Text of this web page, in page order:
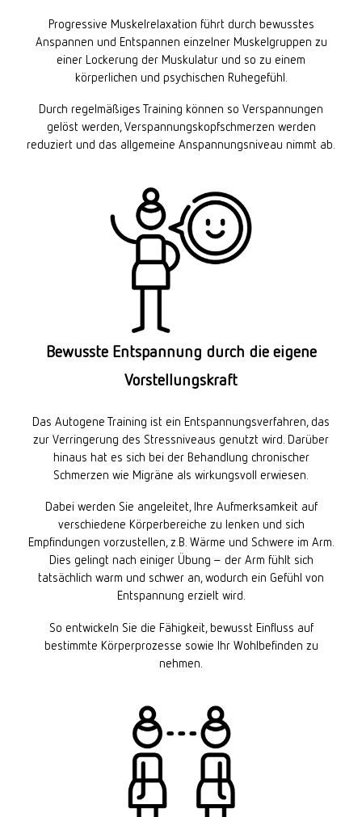
Progressive Muskelrelaxation führt durch bewusstes
Anspannen und Entspannen einzelner Muskelgruppen zu
einer Lockerung der Muskulatur und so zu einem
körperlichen und psychischen Ruhegefühl.
Durch regelmäßiges Training können so Verspannungen
gelöst werden, Verspannungskopfschmerzen werden
reduziert und das allgemeine Anspannungsniveau nimmt ab.
Bewusste Entspannung durch die eigene
Vorstellungskraft
Das Autogene Training ist ein Entspannungsverfahren, das
zur Verringerung des Stressniveaus genutzt wird. Darüber
hinaus hat es sich bei der Behandlung chronischer
Schmerzen wie Migräne als wirkungsvoll erwiesen.
Dabei werden Sie angeleitet, Ihre Aufmerksamkeit auf
verschiedene Körperbereiche zu lenken und sich
Empfindungen vorzustellen, z.B. Wärme und Schwere im Arm.
Dies gelingt nach einiger Übung – der Arm fühlt sich
tatsächlich warm und schwer an, wodurch ein Gefühl von
Entspannung erzielt wird.
So entwickeln Sie die Fähigkeit, bewusst Einfluss auf
bestimmte Körperprozesse sowie Ihr Wohlbefinden zu
nehmen.